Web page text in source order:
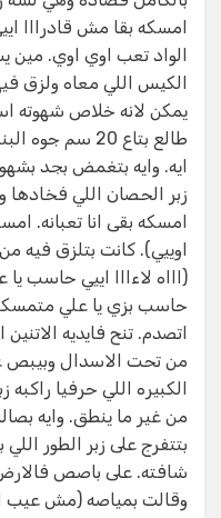
امسكه بقا مش قادرااا
الواد تعب اوي اوي.
الكيس اللي معاه ولزق
يمكن لانه خلاص شهوته
طالع بتاع 20
ايه. وايه بتغمض بجد
زبر الحصان اللي فخادها
امسكه بقى انا تعبانه.
اوييي). كانت بتلزق فيه
(اااه لاءااا اييي حاسب
حاسب بزي يا علي
اتصدم. تنح فايديه
من تحت الاسدال وبيبص
الكبيره اللي حرفيا
من غير ما ينطق. وايه
بتتفرج على زبر الطور
شافته. على باصص
وقالت بمياصه (مش عيب